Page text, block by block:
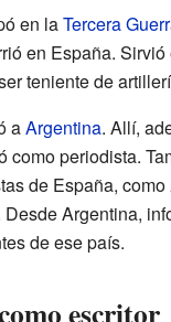
en laTercera
en España.
teniente de
aArgentina. Allí,
como periodista.
de España, como
Desde Argentina,
de ese país.
escritor